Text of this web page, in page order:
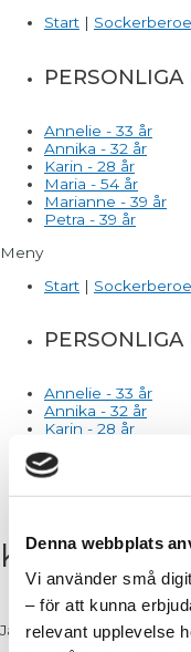
Denna webbplats
Vi använder små
– för att kunna
relevant upplevelse
Start |
Annelie - 33 år
Annika - 32 år
Karin - 28 år
Maria - 54 år
Marianne - 39 år
Petra - 39 år
Meny
Start |
Annelie - 33 år
Annika - 32 år
Karin - 28 år
Marianne - 39 år
Petra - 39 år
Karin – 28
Jag har varit ganska